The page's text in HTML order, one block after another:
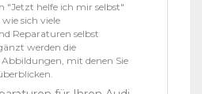
"Jetzt helfe ich mir selbst"
sich viele
Reparaturen selbst
werden die
mit denen Sie